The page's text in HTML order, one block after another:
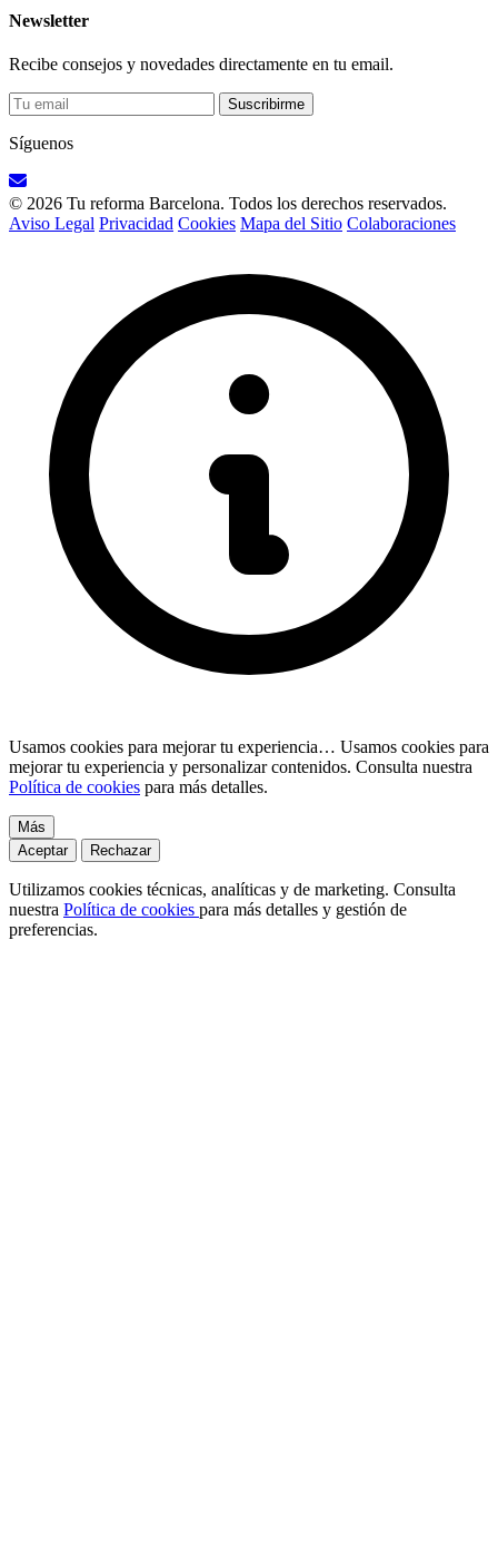
Newsletter
Recibe consejos y novedades directamente en tu email.
Suscribirme
Síguenos
© 2026 Tu reforma Barcelona. Todos los derechos reservados.
Aviso Legal Privacidad Cookies Mapa del Sitio Colaboraciones
Usamos cookies para mejorar tu experiencia… Usamos cookies para
mejorar tu experiencia y personalizar contenidos. Consulta nuestra
Política de cookies para más detalles.
Más
Aceptar
Rechazar
Utilizamos cookies técnicas, analíticas y de marketing. Consulta
nuestra Política de cookies para más detalles y gestión de
preferencias.